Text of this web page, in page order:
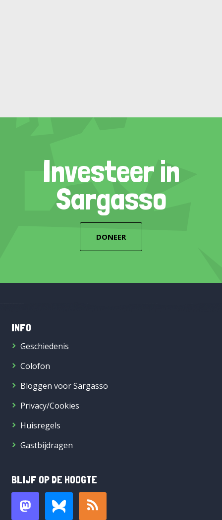
Investeer in
Sargasso
DONEER
INFO
Geschiedenis
Colofon
Bloggen voor Sargasso
Privacy/Cookies
Huisregels
Gastbijdragen
BLIJF OP DE HOOGTE